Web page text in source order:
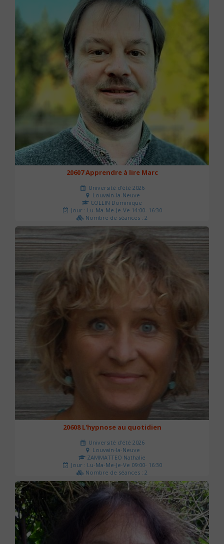
20607 Apprendre à lire Marc
Université d'été 2026
Louvain-la-Neuve
COLLIN Dominique
Jour : Lu-Ma-Me-Je-Ve 14:00- 16:30
Nombre de séances : 2
51 €
20608 L'hypnose au quotidien
Université d'été 2026
Louvain-la-Neuve
ZAMMATTEO Nathalie
Jour : Lu-Ma-Me-Je-Ve 09:00- 16:30
Nombre de séances : 2
140 €